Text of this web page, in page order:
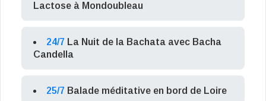
Lactose à Mondoubleau
24/7 La Nuit de la Bachata avec Bacha
Candella
25/7 Balade méditative en bord de Loire